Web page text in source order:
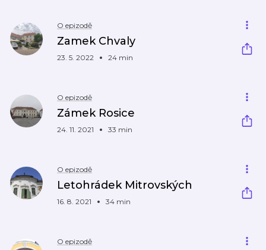
O epizodě
Zamek Chvaly
23. 5. 2022 24 min
O epizodě
Zámek Rosice
24. 11. 2021 33 min
O epizodě
Letohrádek Mitrovských
16. 8. 2021 34 min
O epizodě